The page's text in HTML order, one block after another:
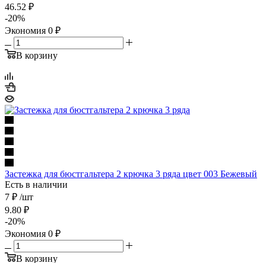
46.52 ₽
-20%
Экономия 0 ₽
В корзину
Застежка для бюстгальтера 2 крючка 3 ряда цвет 003 Бежевый
Есть в наличии
7 ₽ /шт
9.80 ₽
-20%
Экономия 0 ₽
В корзину